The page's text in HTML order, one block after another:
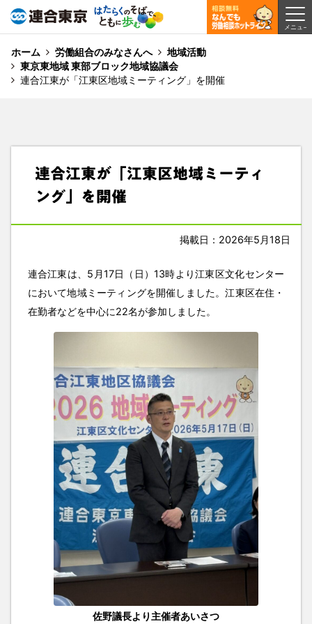
ホーム 労働組合のみなさんへ
地域活動
東京東地域 東部ブロック地域協議会
連合江東が「江東区地域ミーティング」を開催
連合江東が「江東区地域ミーティ
ング」を開催
掲載日：2026年5月18日
連合江東は、5月17日（日）13時より江東区文化センター
において地域ミーティングを開催しました。江東区在住・
在勤者などを中心に22名が参加しました。
佐野議長より主催者あいさつ